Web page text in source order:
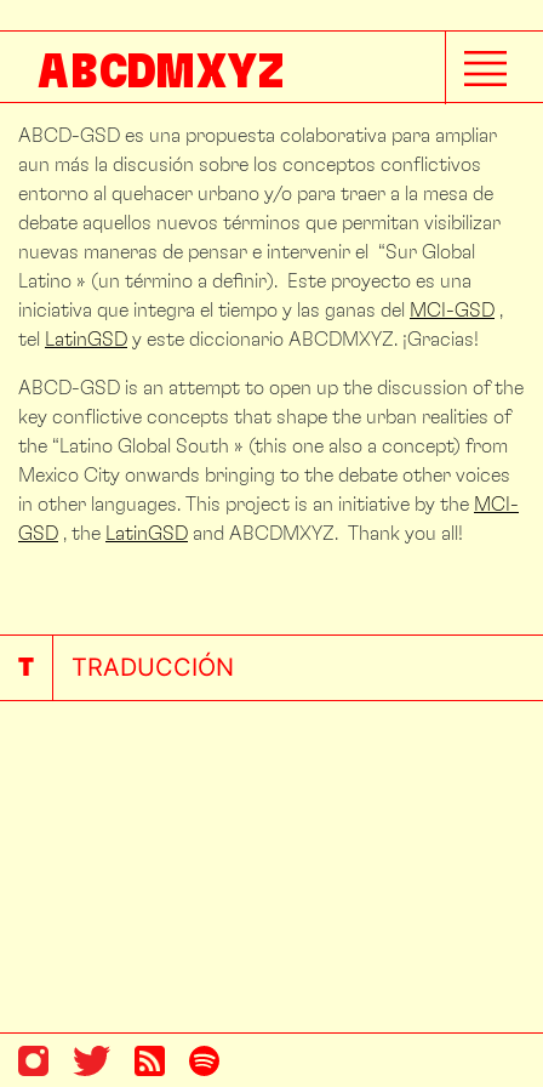
ABCDMXYZ
ABCD-GSD es una propuesta colaborativa para ampliar
aun más la discusión sobre los conceptos conflictivos
entorno al quehacer urbano y/o para traer a la mesa de
debate aquellos nuevos términos que permitan visibilizar
nuevas maneras de pensar e intervenir el “Sur Global
Latino » (un término a definir). Este proyecto es una
iniciativa que integra el tiempo y las ganas del MCI-GSD ,
tel LatinGSD y este diccionario ABCDMXYZ. ¡Gracias!
ABCD-GSD is an attempt to open up the discussion of the
key conflictive concepts that shape the urban realities of
the “Latino Global South » (this one also a concept) from
Mexico City onwards bringing to the debate other voices
in other languages. This project is an initiative by the MCI-
GSD , the LatinGSD and ABCDMXYZ. Thank you all!
T TRADUCCIÓN